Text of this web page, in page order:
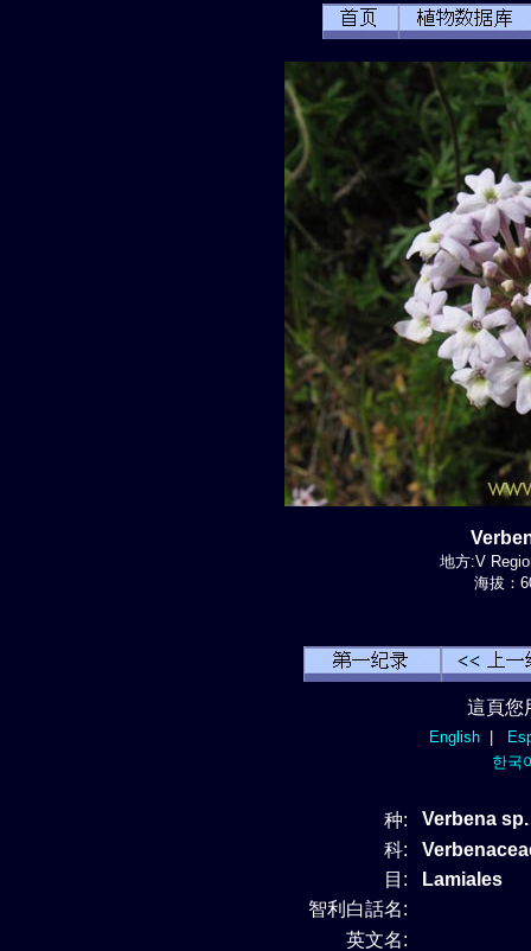
地方:V
海拔：
這頁您
English|
한국
种:
Verbena
科:
目:
Lamiales
智利白話名:
英文名: